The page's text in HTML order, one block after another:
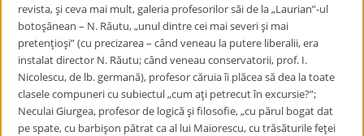
revista, şi ceva mai mult, galeria profesorilor săi de la „Laurian”-ul
botoşănean – N. Răutu, „unul dintre cei mai severi şi mai
pretenţioşi” (cu precizarea – când veneau la putere liberalii, era
instalat director N. Răutu; când veneau conservatorii, prof. I.
Nicolescu, de lb. germană), profesor căruia îi plăcea să dea la toate
clasele compuneri cu subiectul „cum aţi petrecut în excursie?”;
Neculai Giurgea, profesor de logică şi filosofie, „cu părul bogat dat
pe spate, cu barbişon pătrat ca al lui Maiorescu, cu trăsăturile feţei